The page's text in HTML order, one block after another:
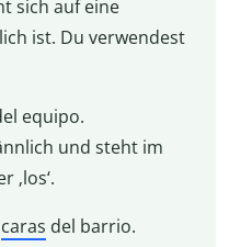
sich auf eine
ist. Du verwendest
equipo.
und steht im
‚los‘.
caras del barrio.